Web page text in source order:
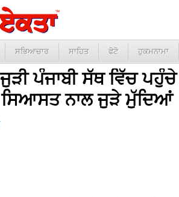
ਸਭਿਆਚਾਰ ਸਾਹਿਤ ਫੋਟੋ ਹੁਕਮਨਾਮਾ
ਪੰਜਾਬੀ ਸੱਥ ਵਿੱਚ
ਨਾਲ ਜੁੜੇ ਮੁੱਦਿਆਂ